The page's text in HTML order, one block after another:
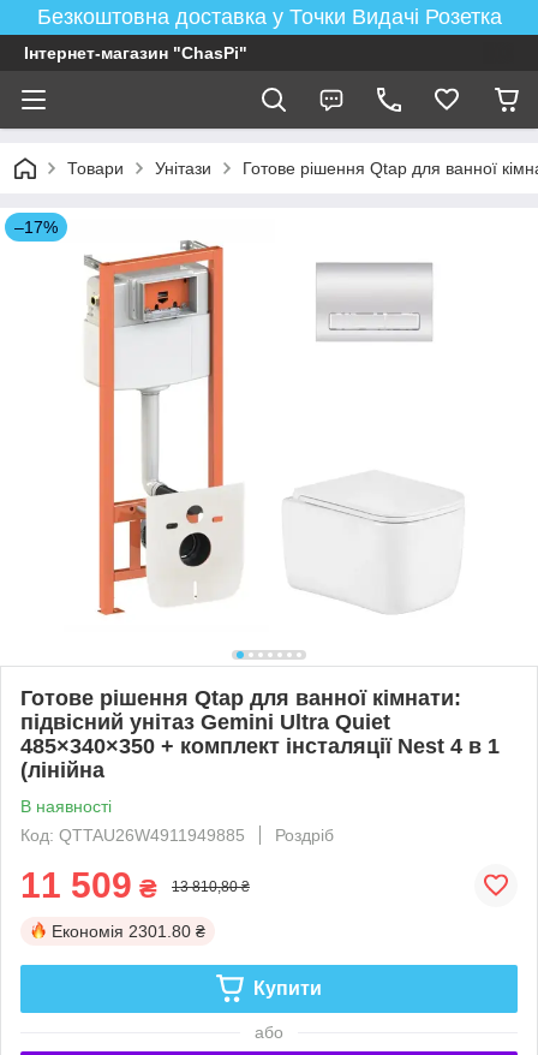
Безкоштовна доставка у Точки Видачі Розетка
Інтернет-магазин "ChasPi"
Товари Унітази Готове рішення Qtap для ванної
–17%
Готове рішення Qtap для ванної кімнати:
підвісний унітаз Gemini Ultra Quiet
485×340×350 + комплект інсталяції Nest 4 в 1
(лінійна
В наявності
Код: QTTAU26W4911949885
Роздріб
11 509 ₴ 13 810,80 ₴
Економія 2301.80 ₴
Купити
або